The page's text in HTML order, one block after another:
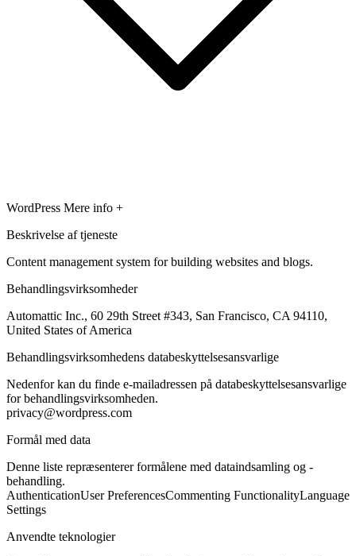
WordPress Mere info +
Beskrivelse af tjeneste
Content management system for building websites and blogs.
Behandlingsvirksomheder
Automattic Inc., 60 29th Street #343, San Francisco, CA 94110,
United States of America
Behandlingsvirksomhedens databeskyttelsesansvarlige
Nedenfor kan du finde e-mailadressen på databeskyttelsesansvarlige
for behandlingsvirksomheden.
privacy@wordpress.com
Formål med data
Denne liste repræsenterer formålene med dataindsamling og -
behandling.
AuthenticationUser PreferencesCommenting FunctionalityLanguage
Settings
Anvendte teknologier